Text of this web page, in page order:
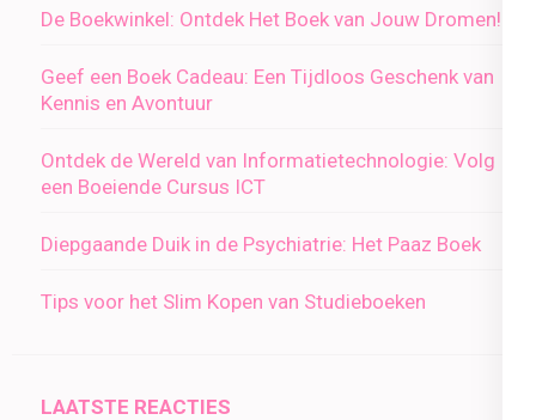
De Boekwinkel: Ontdek Het Boek van Jouw Dromen!
Geef een Boek Cadeau: Een Tijdloos Geschenk van
Kennis en Avontuur
Ontdek de Wereld van Informatietechnologie: Volg
een Boeiende Cursus ICT
Diepgaande Duik in de Psychiatrie: Het Paaz Boek
Tips voor het Slim Kopen van Studieboeken
LAATSTE REACTIES